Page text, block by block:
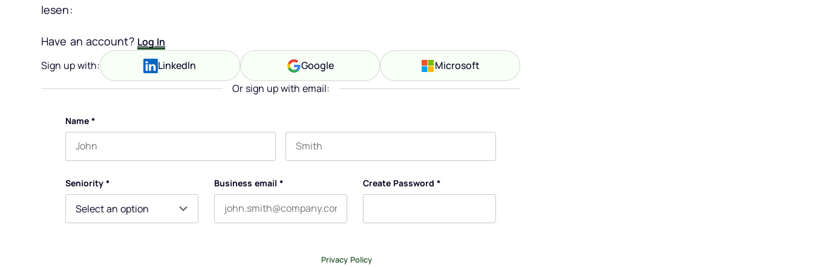
lesen:
Have an account? Log In
Sign up with: LinkedIn Google Microsoft
Or sign up with email:
Name *
Seniority * Business email * Create Password *
Privacy Policy